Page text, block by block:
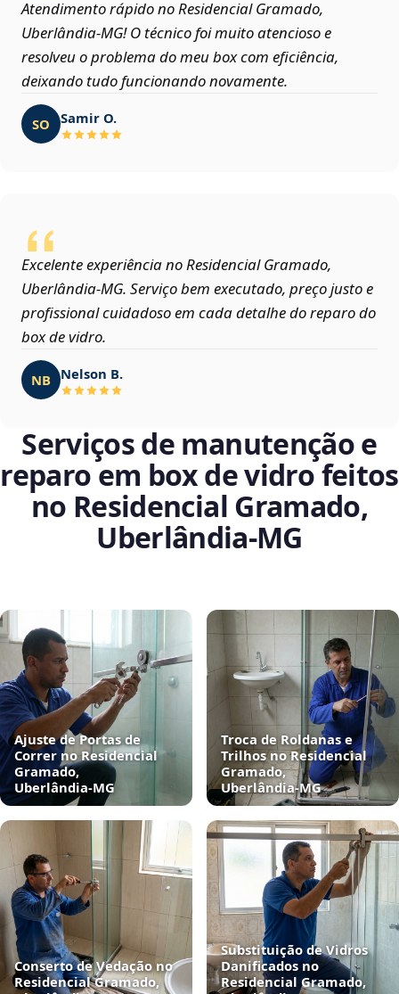
Atendimento rápido no Residencial Gramado,
Uberlândia‑MG! O técnico foi muito atencioso e
resolveu o problema do meu box com eficiência,
deixando tudo funcionando novamente.
SO Samir O.
Excelente experiência no Residencial Gramado,
Uberlândia‑MG. Serviço bem executado, preço justo e
profissional cuidadoso em cada detalhe do reparo do
box de vidro.
NB Nelson B.
Serviços de manutenção e
reparo em box de vidro feitos
no Residencial Gramado,
Uberlândia‑MG
Ajuste de Portas de
Correr no Residencial
Gramado,
Uberlândia‑MG
Troca de Roldanas e
Trilhos no Residencial
Gramado,
Uberlândia‑MG
Conserto de Vedação no
Residencial Gramado,
Substituição de Vidros
Danificados no
Residencial Gramado,